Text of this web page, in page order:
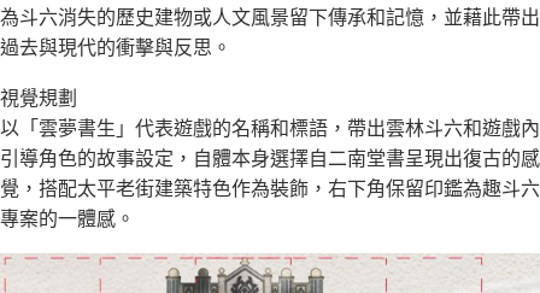
為斗六消失的歷史建物或人文風景留下傳承和記憶，並藉此帶出
過去與現代的衝擊與反思。
視覺規劃
以「雲夢書生」代表遊戲的名稱和標語，帶出雲林斗六和遊戲內
引導角色的故事設定，自體本身選擇自二南堂書呈現出復古的感
覺，搭配太平老街建築特色作為裝飾，右下角保留印鑑為趣斗六
專案的一體感。